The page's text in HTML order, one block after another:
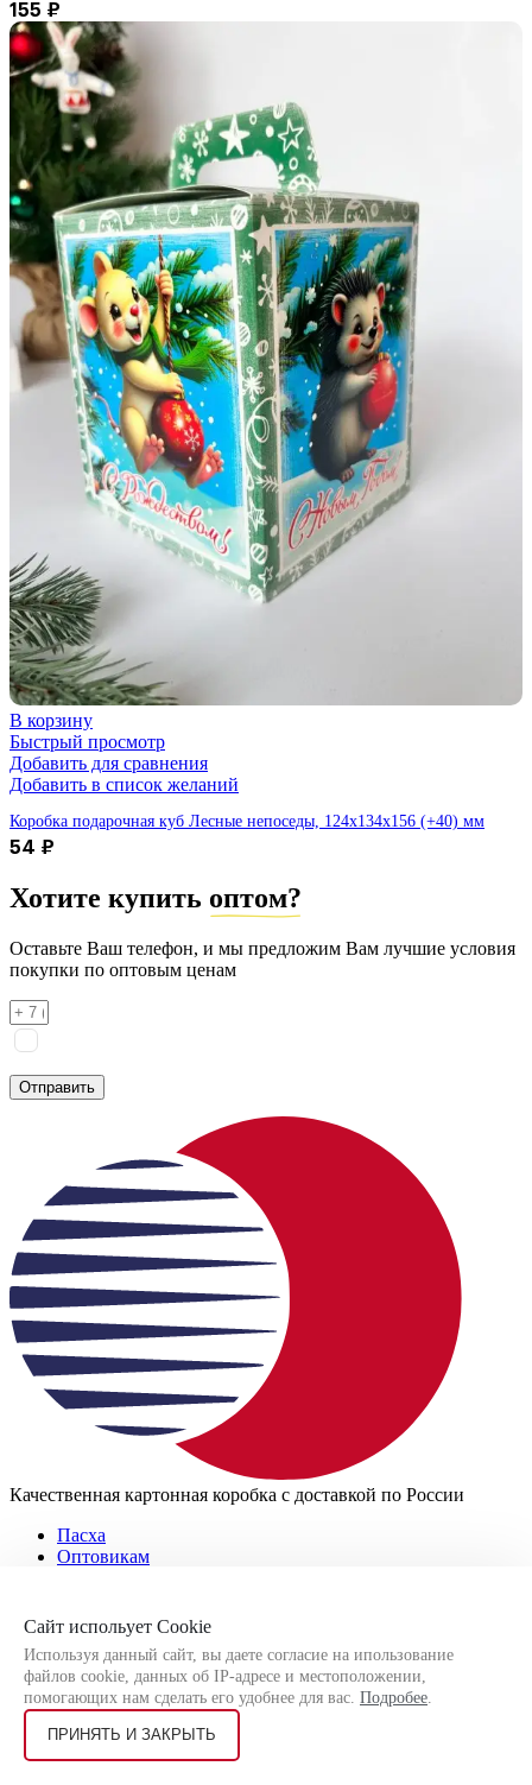
155 ₽
В корзину
Быстрый просмотр
Добавить для сравнения
Добавить в список желаний
Коробка подарочная куб Лесные непоседы, 124х134х156 (+40) мм
54 ₽
Хотите купить оптом?
Оставьте Ваш телефон, и мы предложим Вам лучшие условия
покупки по оптовым ценам
Отправить
Качественная картонная коробка с доставкой по России
Пасха
Оптовикам
Часто задаваемые вопросы
Пасха
Оптовикам
Оплата и доставка
Обмен и возврат
Часто задаваемые вопросы
Сайт испольует Cookie
Используя данный сайт, вы даете согласие на ипользование
файлов cookie, данных об IP-адресе и местоположении,
помогающих нам сделать его удобнее для вас. Подробее.
ПРИНЯТЬ И ЗАКРЫТЬ